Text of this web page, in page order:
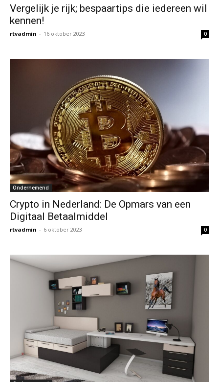
Vergelijk je rijk; bespaartips die iedereen wil
kennen!
rtvadmin - 16 oktober 2023 0
Ondernemend
Crypto in Nederland: De Opmars van een
Digitaal Betaalmiddel
rtvadmin - 6 oktober 2023 0